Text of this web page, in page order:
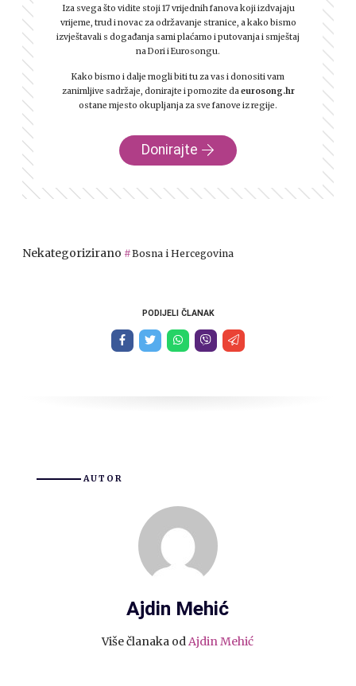
Iza svega što vidite stoji 17 vrijednih fanova koji izdvajaju
vrijeme, trud i novac za održavanje stranice, a kako bismo
izvještavali s događanja sami plaćamo i putovanja i smještaj
na Dori i Eurosongu.
Kako bismo i dalje mogli biti tu za vas i donositi vam
zanimljive sadržaje, donirajte i pomozite da eurosong.hr
ostane mjesto okupljanja za sve fanove iz regije.
Donirajte
Nekategorizirano Bosna i Hercegovina
PODIJELI ČLANAK
AUTOR
Ajdin Mehić
Više članaka od Ajdin Mehić